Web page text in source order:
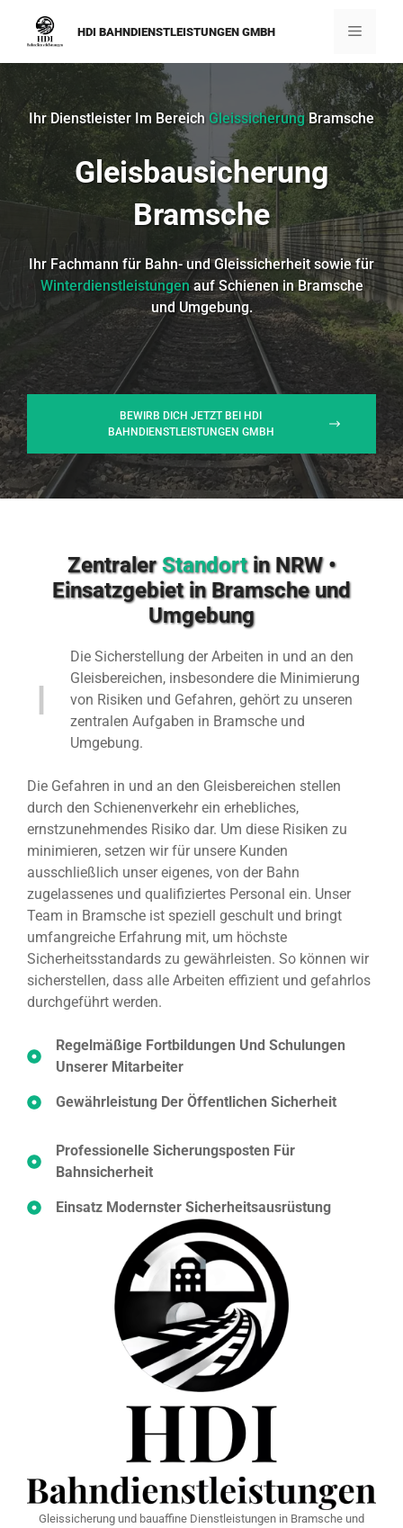
springen
HDI BAHNDIENSTLEISTUNGEN GMBH Menü
Ihr Dienstleister Im Bereich Gleissicherung Bramsche
Gleisbausicherung
Bramsche
Ihr Fachmann für Bahn- und Gleissicherheit sowie für
Winterdienstleistungenauf Schienen in Bramsche
und Umgebung.
BEWIRB DICH JETZT BEI HDI
BAHNDIENSTLEISTUNGEN GMBH
ZentralerStandortin NRW •
Einsatzgebiet in Bramsche und
Umgebung
Die Sicherstellung der Arbeiten in und an den
Gleisbereichen, insbesondere die Minimierung
von Risiken und Gefahren, gehört zu unseren
zentralen Aufgaben in Bramsche und
Umgebung.
Die Gefahren in und an den Gleisbereichen stellen
durch den Schienenverkehr ein erhebliches,
ernstzunehmendes Risiko dar. Um diese Risiken zu
minimieren, setzen wir für unsere Kunden
ausschließlich unser eigenes, von der Bahn
zugelassenes und qualifiziertes Personal ein. Unser
Team in Bramsche ist speziell geschult und bringt
umfangreiche Erfahrung mit, um höchste
Sicherheitsstandards zu gewährleisten. So können wir
sicherstellen, dass alle Arbeiten effizient und gefahrlos
durchgeführt werden.
Regelmäßige Fortbildungen Und Schulungen
Unserer Mitarbeiter
Gewährleistung Der Öffentlichen Sicherheit
Professionelle Sicherungsposten Für
Bahnsicherheit
Einsatz Modernster Sicherheitsausrüstung
Gleissicherung und bauaffine Dienstleistungen in Bramsche und